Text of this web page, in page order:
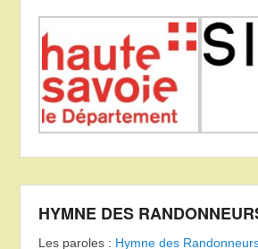
HYMNE DES
Les paroles : Hymne des